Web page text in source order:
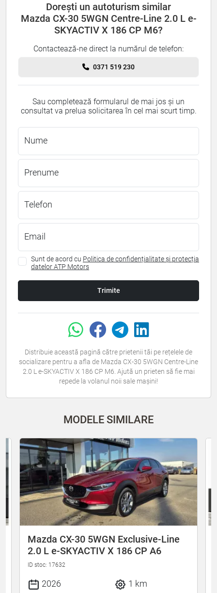
Dorești un autoturism similar
Mazda CX-30 5WGN Centre-Line 2.0 L e-
SKYACTIV X 186 CP M6?
Contactează-ne direct la numărul de telefon:
0371 519 230
Sau completează formularul de mai jos și un
consultat va prelua solicitarea în cel mai scurt timp.
Nume
Prenume
Telefon
Email
Sunt de acord cu Politica de confidențialitate și protecția
datelor ATP Motors
Trimite
Distribuie această pagină către prietenii tăi pe rețelele de
socializare pentru a afla de Mazda CX-30 5WGN Centre-Line
2.0 L e-SKYACTIV X 186 CP M6. Ajută un prieten să fie mai
repede la volanul noii sale mașini!
MODELE SIMILARE
Mazda CX-30 5WGN Exclusive-Line
2.0 L e-SKYACTIV X 186 CP A6
ID stoc: 17632
2026
1 km